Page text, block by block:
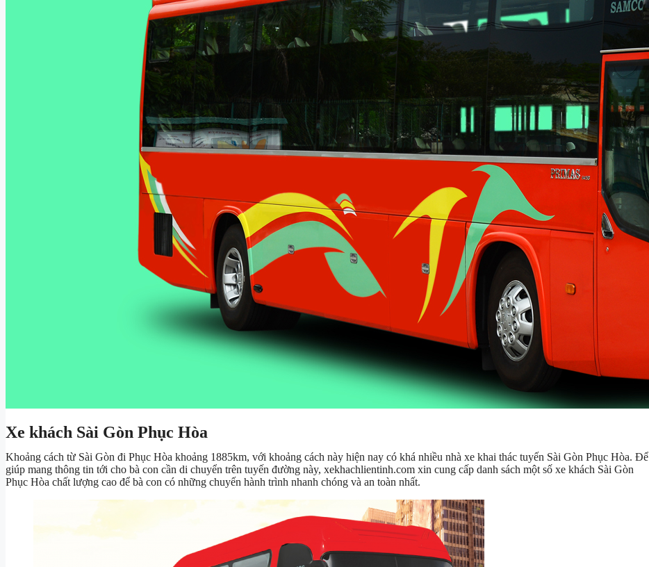
Xe khách Sài Gòn Phục Hòa
Khoảng cách từ Sài Gòn đi Phục Hòa khoảng 1885km, với khoảng cách này hiện nay có khá nhiều nhà xe khai thác tuyến Sài Gòn Phục Hòa. Để
giúp mang thông tin tới cho bà con cần di chuyển trên tuyến đường này, xekhachlientinh.com xin cung cấp danh sách một số xe khách Sài Gòn
Phục Hòa chất lượng cao để bà con có những chuyến hành trình nhanh chóng và an toàn nhất.